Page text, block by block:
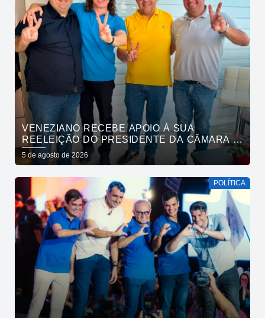
VENEZIANO RECEBE APOIO À SUA
REELEIÇÃO DO PRESIDENTE DA CÂMARA E
VEREADORES DE SÃO BENTO
5 de agosto de 2026
POLÍTICA